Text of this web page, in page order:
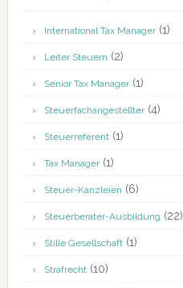
International Tax Manager(1)
Leiter Steuern (2)
Senior Tax Manager(1)
Steuerfachangestellter(4)
Steuerreferent(1)
Tax Manager(1)
Steuer-Kanzleien (6)
Steuerberater-Ausbildung (22)
Stille Gesellschaft(1)
Strafrecht(10)